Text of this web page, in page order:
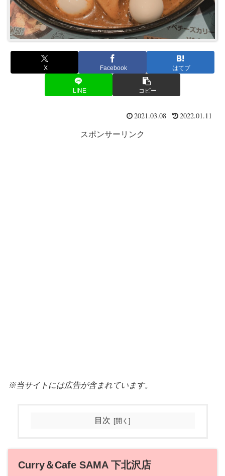
X Facebook はてブ
LINE コピー
2021.03.08 2022.01.11
スポンサーリンク
※当サイトには広告が含まれています。
目次
Curry＆Cafe SAMA 下北沢店